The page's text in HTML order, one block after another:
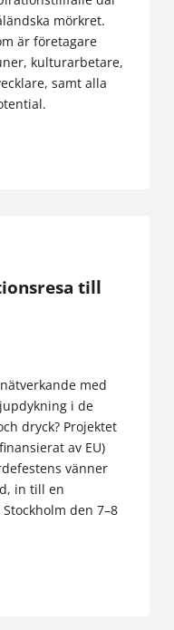
mörkret.
är företagare
kulturarbetare,
samt alla
till
med
i de
dryck? Projektet
av EU)
vänner
in till en
den 7–8